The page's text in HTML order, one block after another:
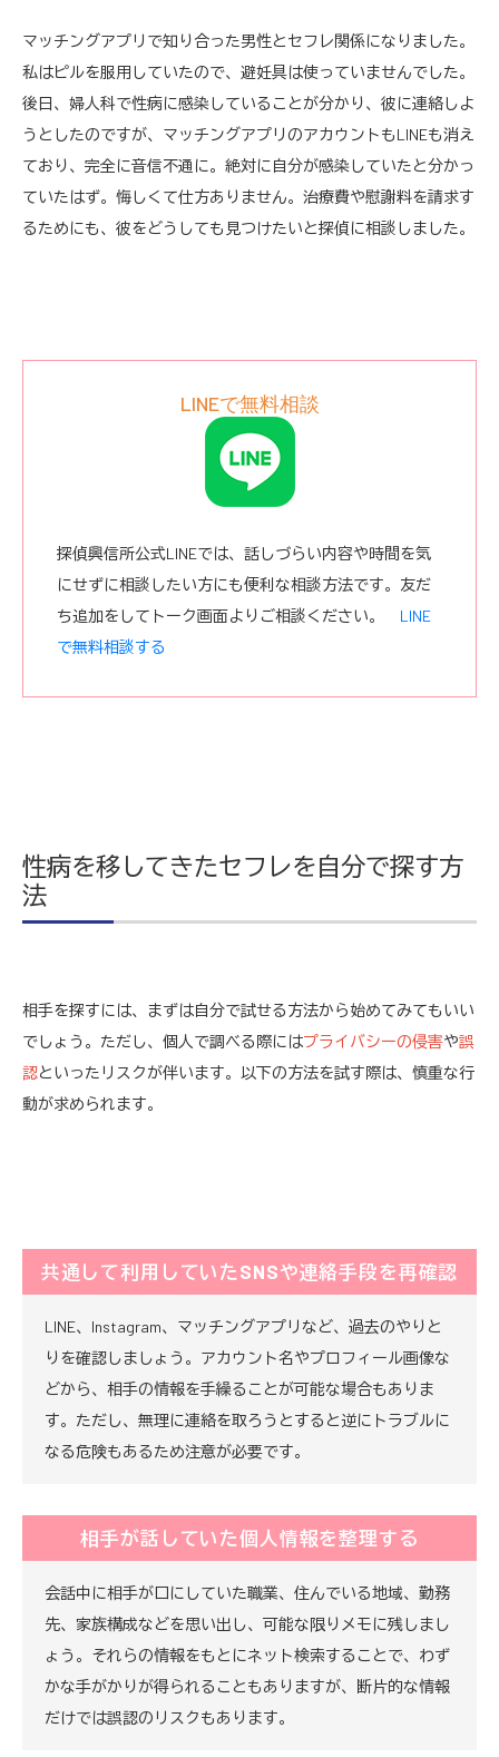
マッチングアプリで知り合った男性とセフレ関係になりました。
私はピルを服用していたので、避妊具は使っていませんでした。
後日、婦人科で性病に感染していることが分かり、彼に連絡しよ
うとしたのですが、マッチングアプリのアカウントもLINEも消え
ており、完全に音信不通に。絶対に自分が感染していたと分かっ
ていたはず。悔しくて仕方ありません。治療費や慰謝料を請求す
るためにも、彼をどうしても見つけたいと探偵に相談しました。
LINEで無料相談
探偵興信所公式LINEでは、話しづらい内容や時間を気
にせずに相談したい方にも便利な相談方法です。友だ
ち追加をしてトーク画面よりご相談ください。 LINE
で無料相談する
性病を移してきたセフレを自分で探す方
法
相手を探すには、まずは自分で試せる方法から始めてみてもいい
でしょう。ただし、個人で調べる際にはプライバシーの侵害や誤
認といったリスクが伴います。以下の方法を試す際は、慎重な行
動が求められます。
共通して利用していたSNSや連絡手段を再確認
LINE、Instagram、マッチングアプリなど、過去のやりと
りを確認しましょう。アカウント名やプロフィール画像な
どから、相手の情報を手繰ることが可能な場合もありま
す。ただし、無理に連絡を取ろうとすると逆にトラブルに
なる危険もあるため注意が必要です。
相手が話していた個人情報を整理する
会話中に相手が口にしていた職業、住んでいる地域、勤務
先、家族構成などを思い出し、可能な限りメモに残しまし
ょう。それらの情報をもとにネット検索することで、わず
かな手がかりが得られることもありますが、断片的な情報
だけでは誤認のリスクもあります。